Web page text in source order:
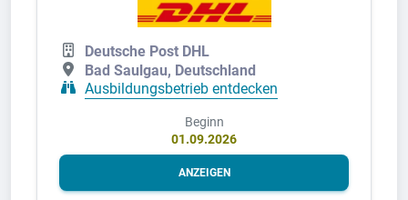
Deutsche Post DHL
Bad Saulgau, Deutschland
Ausbildungsbetrieb entdecken
Beginn
01.09.2026
ANZEIGEN